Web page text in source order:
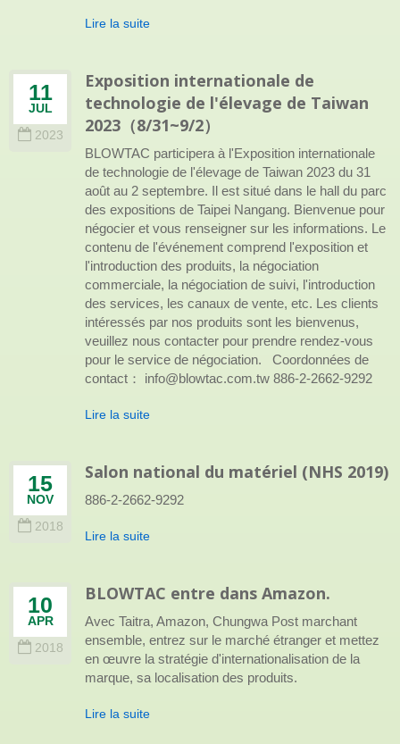
Lire la suite
11
JUL
2023
Exposition internationale de
technologie de l'élevage de Taiwan
2023（8/31~9/2）
BLOWTAC participera à l'Exposition internationale
de technologie de l'élevage de Taiwan 2023 du 31
août au 2 septembre. Il est situé dans le hall du parc
des expositions de Taipei Nangang. Bienvenue pour
négocier et vous renseigner sur les informations. Le
contenu de l'événement comprend l'exposition et
l'introduction des produits, la négociation
commerciale, la négociation de suivi, l'introduction
des services, les canaux de vente, etc. Les clients
intéressés par nos produits sont les bienvenus,
veuillez nous contacter pour prendre rendez-vous
pour le service de négociation. Coordonnées de
contact： info@blowtac.com.tw 886-2-2662-9292
Lire la suite
15
NOV
2018
Salon national du matériel (NHS 2019)
886-2-2662-9292
Lire la suite
10
APR
2018
BLOWTAC entre dans Amazon.
Avec Taitra, Amazon, Chungwa Post marchant
ensemble, entrez sur le marché étranger et mettez
en œuvre la stratégie d'internationalisation de la
marque, sa localisation des produits.
Lire la suite